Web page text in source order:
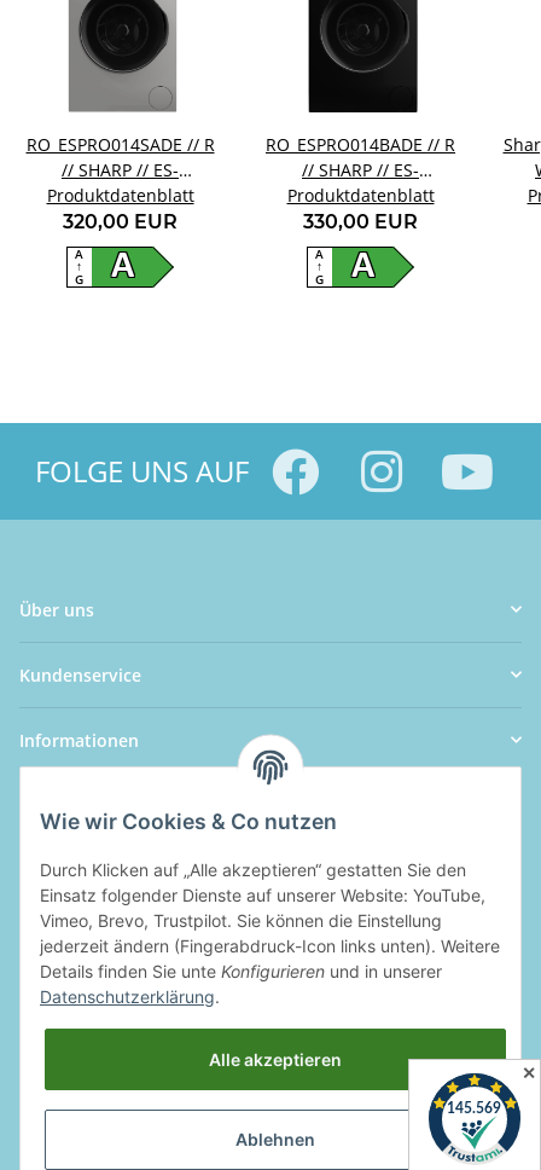
RO_ESPRO014SADE // R
// SHARP // ES-
PRO014SA-DE
Produktdatenblatt
320,00 EUR
A
A
↑
G
RO_ESPRO014BADE // R
// SHARP // ES-
PRO014BA-DE
Produktdatenblatt
330,00 EUR
A
A
↑
G
FOLGE UNS AUF
Über uns
Kundenservice
Informationen
Wie wir Cookies & Co nutzen
Durch Klicken auf „Alle akzeptieren“ gestatten Sie den
Einsatz folgender Dienste auf unserer Website: YouTube,
Vimeo, Brevo, Trustpilot. Sie können die Einstellung
jederzeit ändern (Fingerabdruck-Icon links unten). Weitere
Details finden Sie unte Konfigurieren und in unserer
Datenschutzerklärung.
Alle akzeptieren
Ablehnen
✕